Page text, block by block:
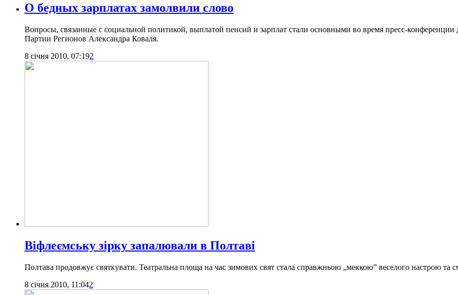
О бедных зарплатах замолвили слово
Вопросы, связанные с социальной политикой, выплатой пенсий и зарплат стали основными во время пресс-конференции
Партии Регионов Александра Коваля.
8 січня 2010, 07:192
Віфлеємську зірку запалювали в Полтаві
Полтава продовжує святкувати. Театральна площа на час зимових свят стала справжньою „меккою” веселого настрою та
8 січня 2010, 11:042